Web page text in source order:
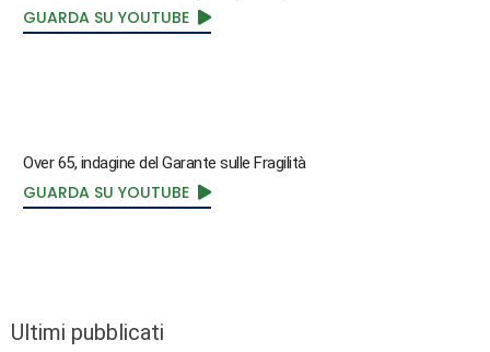
GUARDA SU YOUTUBE
Over 65, indagine del Garante sulle Fragilità
GUARDA SU YOUTUBE
Ultimi pubblicati